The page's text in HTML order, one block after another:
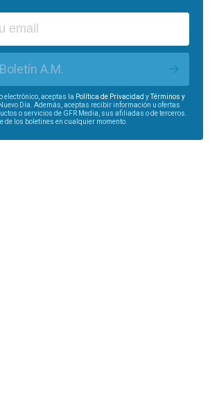
A.M.
electrónico, aceptas la Política de Privacidad yTérminos y
Día. Además, aceptas recibir información u ofertas
o servicios de GFR Media, sus afiliadas o de terceros.
de los boletines en cualquier momento.